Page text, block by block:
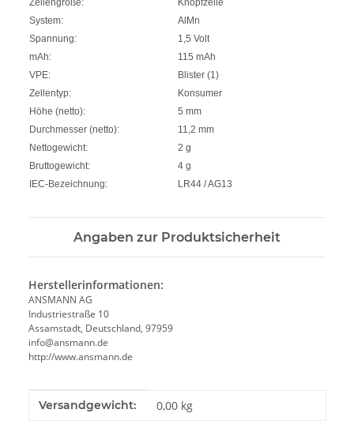
Zellengröße:
Knopfzelle
System:
AlMn
Spannung:
1,5 Volt
mAh:
115 mAh
VPE:
Blister (1)
Zellentyp:
Konsumer
Höhe (netto):
5 mm
Durchmesser (netto):
11,2 mm
Nettogewicht:
2 g
Bruttogewicht:
4 g
IEC-Bezeichnung:
LR44 / AG13
Angaben zur Produktsicherheit
Herstellerinformationen:
ANSMANN AG
Industriestraße 10
Assamstadt, Deutschland, 97959
info@ansmann.de
http://www.ansmann.de
Produkteigenschaft
Wert
Versandgewicht: 0,00 kg